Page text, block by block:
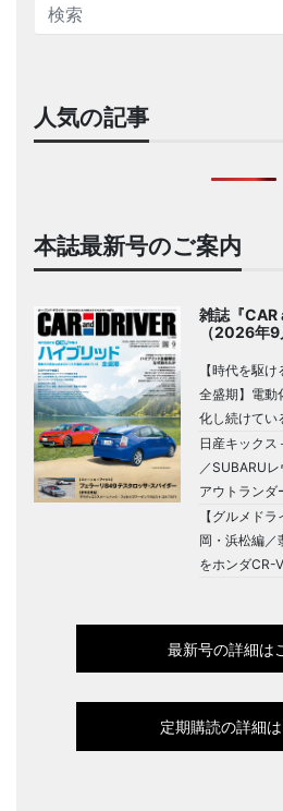
人気の記事
本誌最新号のご案内
雑誌『CAR
（2026年9
【時代を駆
全盛期】電動
化し続けてい
日産キックス
／SUBARU
アウトランダ
【グルメド
岡・浜松編／
をホンダCR-
最新号の詳細は
定期購読の詳細